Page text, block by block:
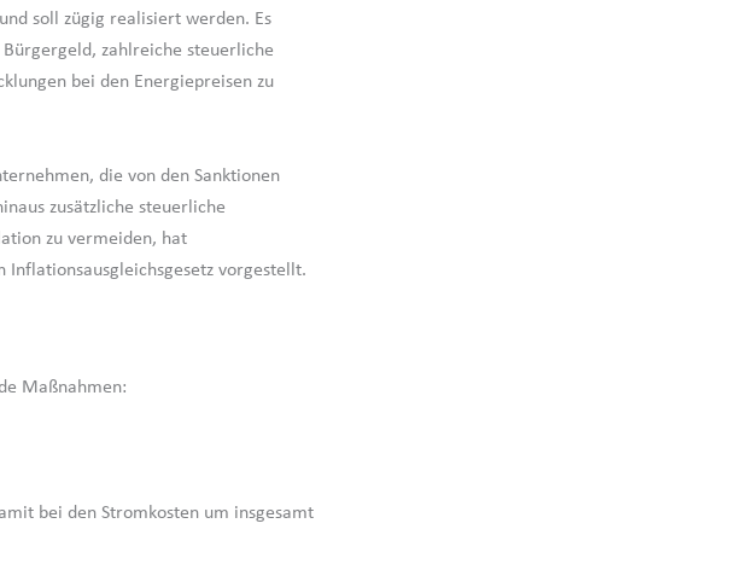
soll zügig realisiert werden. Es
zahlreiche steuerliche
bei den Energiepreisen zu
die von den Sanktionen
zusätzliche steuerliche
zu vermeiden, hat
Inflationsausgleichsgesetz vorgestellt.
Maßnahmen:
bei den Stromkosten um insgesamt